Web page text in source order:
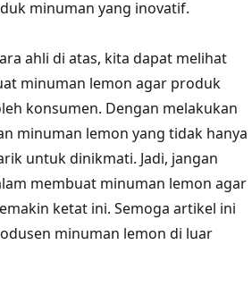
minuman yang inovatif.
ahli di atas, kita dapat melihat
minuman lemon agar produk
konsumen. Dengan melakukan
minuman lemon yang tidak hanya
untuk dinikmati. Jadi, jangan
membuat minuman lemon agar
ketat ini. Semoga artikel ini
minuman lemon di luar